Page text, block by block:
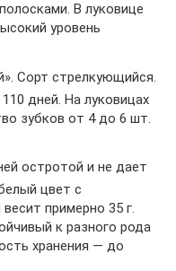
В луковице
уровень
Сорт стрелкующийся.
дней. На луковицах
зубков от 4 до 6 шт.
остротой и не дает
цвет с
примерно 35 г.
к разного рода
хранения — до